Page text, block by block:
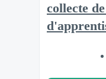
collecte